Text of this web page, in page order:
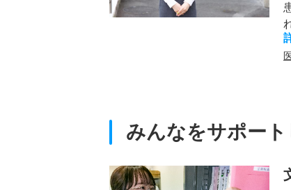
みんなをサポー